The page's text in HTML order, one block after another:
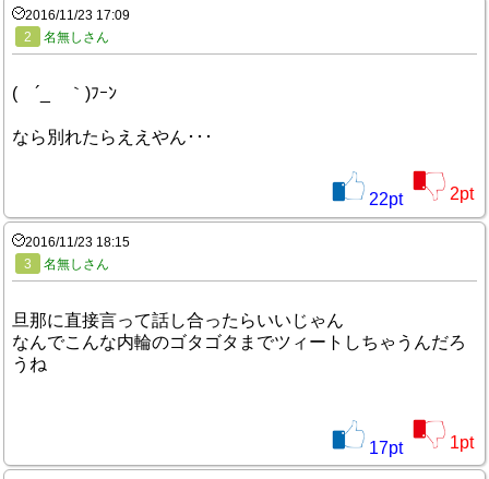
2016/11/23 17:09
2
名無しさん
( ´_ゝ｀)ﾌｰﾝ
なら別れたらええやん･･･
22pt 2pt
2016/11/23 18:15
3
名無しさん
旦那に直接言って話し合ったらいいじゃん
なんでこんな内輪のゴタゴタまでツィートしちゃうんだろ
うね
17pt 1pt